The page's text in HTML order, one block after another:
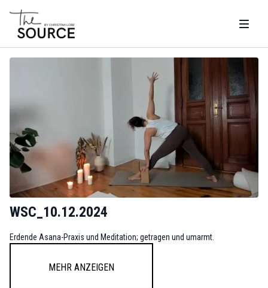
WSC_10.12.2024
Erdende Asana-Praxis und Meditation; getragen und umarmt.
Mehr anzeigen